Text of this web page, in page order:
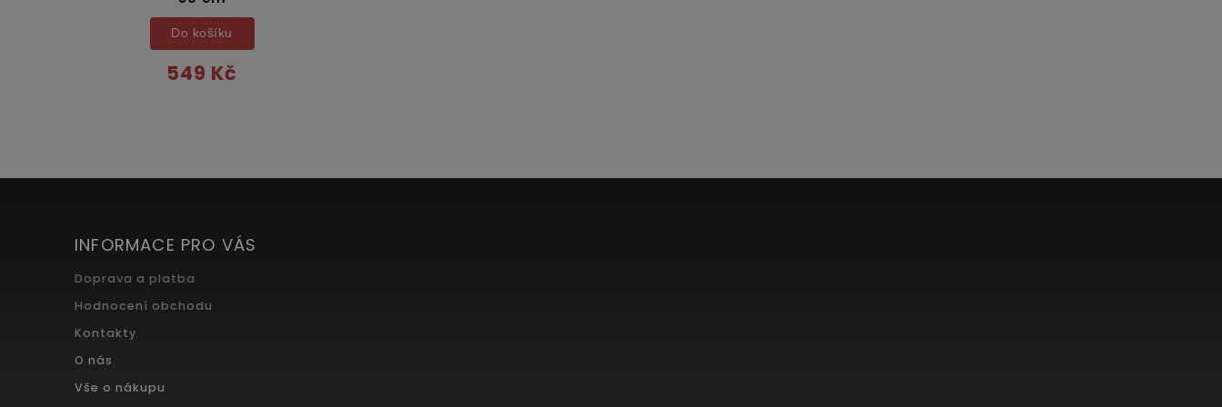
549 Kč
Do košíku
INFORMACE PRO VÁS
Doprava a platba
Hodnocení obchodu
Kontakty
O nás
Vše o nákupu